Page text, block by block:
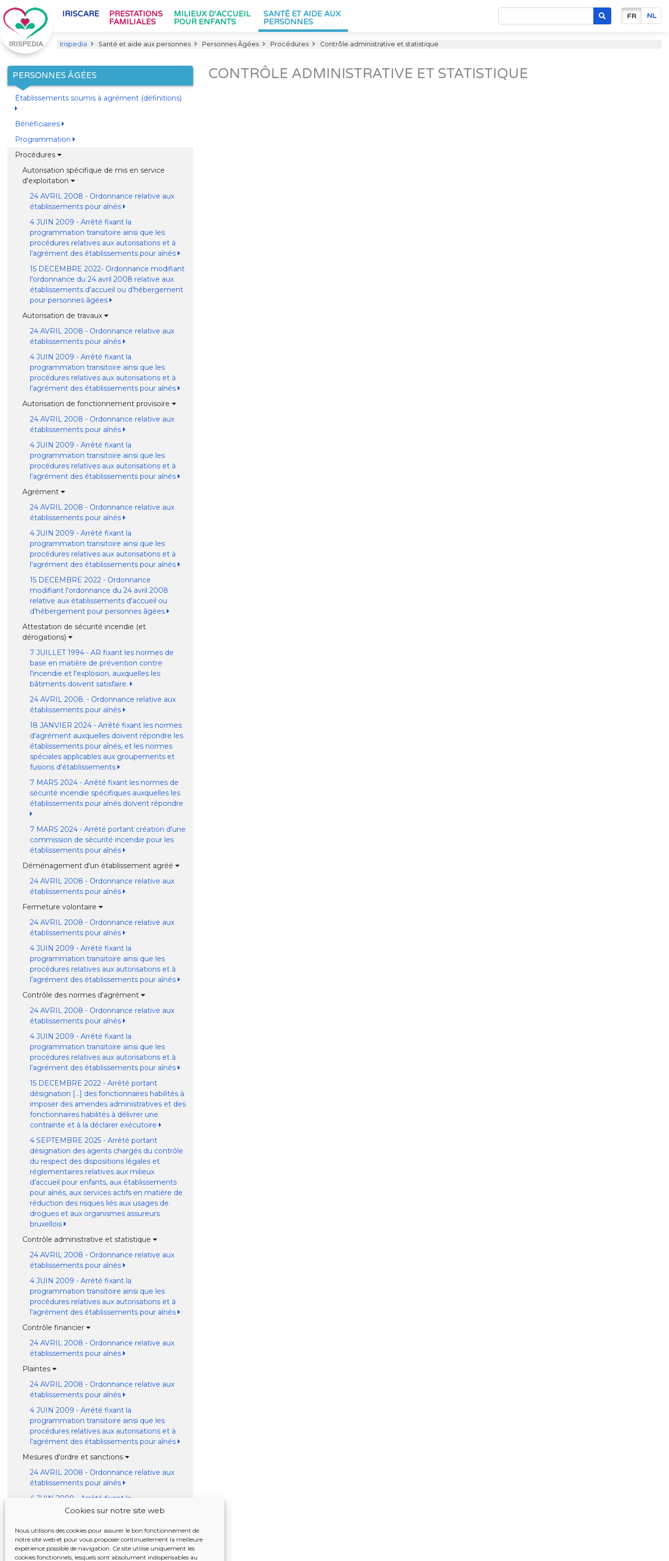
Cookies sur notre site web
Nous utilisons des cookies pour assurer le bon fonctionnement de
notre site web et pour vous proposer continuellement la meilleure
expérience possible de navigation. Ce site utilise uniquement les
cookies fonctionnels, lesquels sont absolument indispensables au
IRISCARE
PRESTATIONS
FAMILIALES
MILIEUX D'ACCUEIL
POUR ENFANTS
SANTÉ ET AIDE AUX
PERSONNES
FR NL
Irispedia Santé et aide aux personnes Personnes Âgées Procédures Contrôle administrative et statistique
PERSONNES ÂGÉES
Établissements soumis à agrément (définitions)
Bénéficiaires
Programmation
Procédures
Autorisation spécifique de mis en service
d'exploitation
24 AVRIL 2008 - Ordonnance relative aux
établissements pour aînés
4 JUIN 2009 - Arrêté fixant la
programmation transitoire ainsi que les
procédures relatives aux autorisations et à
l'agrément des établissements pour aînés
15 DECEMBRE 2022- Ordonnance modifiant
l'ordonnance du 24 avril 2008 relative aux
établissements d'accueil ou d'hébergement
pour personnes âgées
Autorisation de travaux
24 AVRIL 2008 - Ordonnance relative aux
établissements pour aînés
4 JUIN 2009 - Arrêté fixant la
programmation transitoire ainsi que les
procédures relatives aux autorisations et à
l'agrément des établissements pour aînés
Autorisation de fonctionnement provisoire
24 AVRIL 2008 - Ordonnance relative aux
établissements pour aînés
4 JUIN 2009 - Arrêté fixant la
programmation transitoire ainsi que les
procédures relatives aux autorisations et à
l'agrément des établissements pour aînés
Agrément
24 AVRIL 2008 - Ordonnance relative aux
établissements pour aînés
4 JUIN 2009 - Arrêté fixant la
programmation transitoire ainsi que les
procédures relatives aux autorisations et à
l'agrément des établissements pour aînés
15 DECEMBRE 2022 - Ordonnance
modifiant l'ordonnance du 24 avril 2008
relative aux établissements d'accueil ou
d'hébergement pour personnes âgées
Attestation de sécurité incendie (et
dérogations)
7 JUILLET 1994 - AR fixant les normes de
base en matière de prévention contre
l'incendie et l'explosion, auxquelles les
bâtiments doivent satisfaire.
24 AVRIL 2008. - Ordonnance relative aux
établissements pour aînés
18 JANVIER 2024 - Arrêté fixant les normes
d'agrément auxquelles doivent répondre les
établissements pour aînés, et les normes
spéciales applicables aux groupements et
fusions d'établissements
7 MARS 2024 - Arrêté fixant les normes de
sécurité incendie spécifiques auxquelles les
établissements pour aînés doivent répondre
7 MARS 2024 - Arrêté portant création d'une
commission de sécurité incendie pour les
établissements pour aînés
Déménagement d'un établissement agréé
24 AVRIL 2008 - Ordonnance relative aux
établissements pour aînés
Fermeture volontaire
24 AVRIL 2008 - Ordonnance relative aux
établissements pour aînés
4 JUIN 2009 - Arrêté fixant la
programmation transitoire ainsi que les
procédures relatives aux autorisations et à
l'agrément des établissements pour aînés
Contrôle des normes d'agrément
24 AVRIL 2008 - Ordonnance relative aux
établissements pour aînés
4 JUIN 2009 - Arrêté fixant la
programmation transitoire ainsi que les
procédures relatives aux autorisations et à
l'agrément des établissements pour aînés
15 DECEMBRE 2022 - Arrêté portant
désignation [...] des fonctionnaires habilités à
imposer des amendes administratives et des
fonctionnaires habilités à délivrer une
contrainte et à la déclarer exécutoire
4 SEPTEMBRE 2025 - Arrêté portant
désignation des agents chargés du contrôle
du respect des dispositions légales et
réglementaires relatives aux milieux
d'accueil pour enfants, aux établissements
pour aînés, aux services actifs en matière de
réduction des risques liés aux usages de
drogues et aux organismes assureurs
bruxellois
Contrôle administrative et statistique
24 AVRIL 2008 - Ordonnance relative aux
établissements pour aînés
4 JUIN 2009 - Arrêté fixant la
programmation transitoire ainsi que les
procédures relatives aux autorisations et à
l'agrément des établissements pour aînés
Contrôle financier
24 AVRIL 2008 - Ordonnance relative aux
établissements pour aînés
Plaintes
24 AVRIL 2008 - Ordonnance relative aux
établissements pour aînés
4 JUIN 2009 - Arrêté fixant la
programmation transitoire ainsi que les
procédures relatives aux autorisations et à
l'agrément des établissements pour aînés
Mesures d'ordre et sanctions
24 AVRIL 2008 - Ordonnance relative aux
établissements pour aînés
4 JUIN 2009 - Arrêté fixant la
programmation transitoire ainsi que les
l'agrément des établissements pour aînés
Normes d'agrément
CONTRÔLE ADMINISTRATIVE ET STATISTIQUE